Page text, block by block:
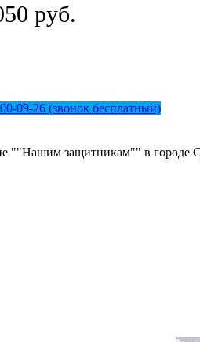
руб.
09-26 (звонок бесплатный)
""Нашим защитникам"" в городе